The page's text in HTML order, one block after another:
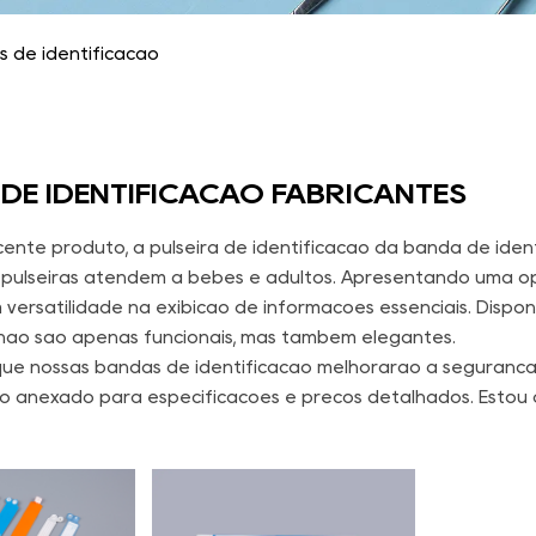
de identificação
IDENTIFICAÇÃO FABRICANTES
produto, a pulseira de identificação da banda de
pulseiras atendem a bebês e adultos. Apresentando uma
na exibição de informações essenciais.
são apenas funcionais, mas também elegantes.
nossas bandas de identificação melhorarão a
anexado para especificações e preços detalhados.